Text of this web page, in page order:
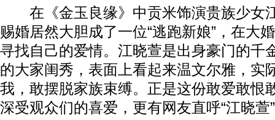
在《金玉良缘》中贡米饰演贵族少女
赐婚居然大胆成了一位“逃跑新娘”，在大
寻找自己的爱情。江晓萱是出身豪门的千
的大家闺秀，表面上看起来温文尔雅，实
我，敢摆脱家族束缚。正是这份敢爱敢恨
深受观众们的喜爱，更有网友直呼“江晓萱